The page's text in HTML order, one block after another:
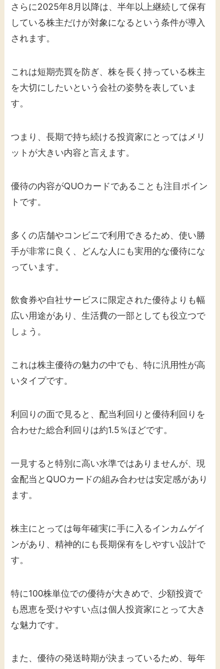
さらに2025年8月以降は、半年以上継続して保有
している株主だけが対象になるという条件が導入
されます。
これは短期売買を防ぎ、株を長く持っている株主
を大切にしたいという会社の姿勢を表していま
す。
つまり、長期で持ち続ける投資家にとってはメリ
ットが大きい内容と言えます。
優待の内容がQUOカードであることも注目ポイン
トです。
多くの店舗やコンビニで利用できるため、使い勝
手が非常に良く、どんな人にも実用的な優待にな
っています。
飲食券や自社サービスに限定された優待よりも幅
広い用途があり、生活費の一部としても役立つで
しょう。
これは株主優待の魅力の中でも、特に汎用性が高
いタイプです。
利回りの面で見ると、配当利回りと優待利回りを
合わせた総合利回りは約1.5％ほどです。
一見すると特別に高い水準ではありませんが、現
金配当とQUOカードの組み合わせは安定感があり
ます。
株主にとっては毎年確実に手に入るインカムゲイ
ンがあり、精神的にも長期保有をしやすい設計で
す。
特に100株単位での優待が大きめで、少額投資で
も恩恵を受けやすい点は個人投資家にとって大き
な魅力です。
また、優待の発送時期が決まっているため、毎年